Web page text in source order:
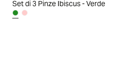
Set di 3 Pinze Ibiscus - Verde